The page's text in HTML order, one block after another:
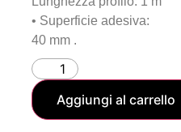
• Superficie adesiva:
40 mm .
Aggiungi al carrello